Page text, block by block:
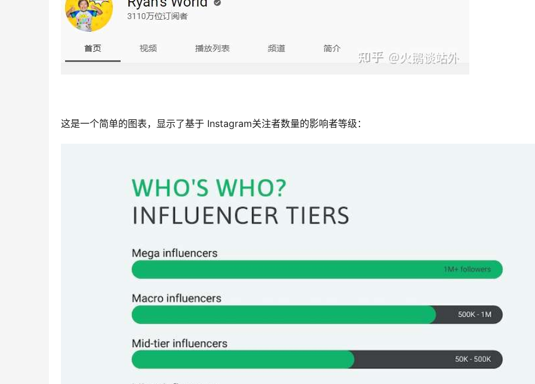
这是一个简单的图表，显示了基于 Instagram关注者数量的影响者等级：